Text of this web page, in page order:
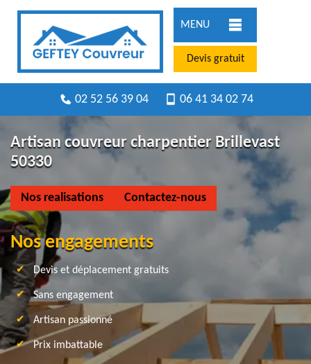
MENU
Devis gratuit
02 52 56 39 04 06 41 34 02 74
Artisan couvreur charpentier Brillevast
50330
Nos realisations Contactez-nous
Nos engagements
Devis et déplacement gratuits
Sans engagement
Artisan passionné
Prix imbattable